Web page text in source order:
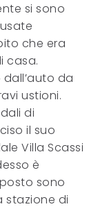
si sono
che era
casa.
da
ustioni.
di
il suo
Villa Scassi
è
sono
stazione di